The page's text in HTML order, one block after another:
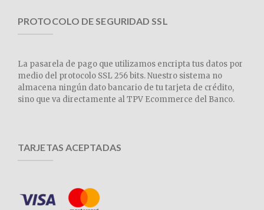
PROTOCOLO DE SEGURIDAD SSL
La pasarela de pago que utilizamos encripta tus datos por
medio del protocolo SSL 256 bits. Nuestro sistema no
almacena ningún dato bancario de tu tarjeta de crédito,
sino que va directamente al TPV Ecommerce del Banco.
TARJETAS ACEPTADAS